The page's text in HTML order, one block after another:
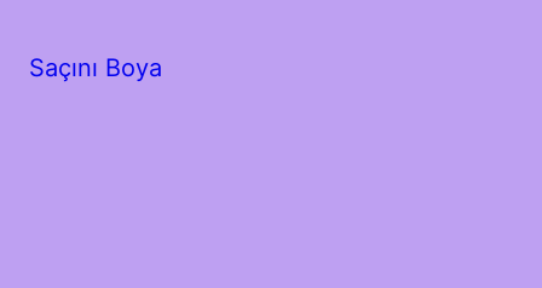
Saçını Boya